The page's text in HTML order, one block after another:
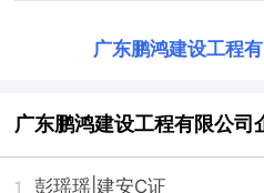
广东鹏鸿建设工程
广东鹏鸿建设工程有限公司
1 彭瑶瑶 |建安C证